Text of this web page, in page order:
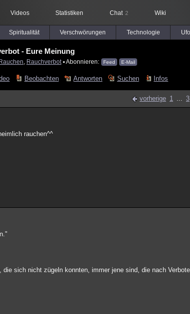
Videos Statistiken Chat 2 Wiki
Spiritualität Verschwörungen Technologie
- Eure Meinung
Rauchverbot ▪ Abonnieren: Feed E-Mail
Beobachten Antworten Suchen Infos
vorherige 1 ... 3
rauchen^^
sich nicht zügeln konnten, immer jene sind, die nach